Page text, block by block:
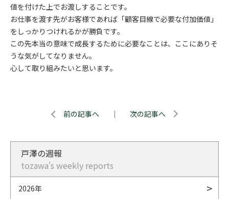
値を付けた上でお渡しすることです。
お仕事を渡す先がお客様であれば「顧客目線で必要な付加価値」
をしっかりつけれるかが勝負です。
この先本当の意味で成長するために必要なことは、ここにありそ
うな気がしてなりません。
心して取り組みたいと思います。
前の記事へ ｜ 次の記事へ
戸澤の週報
tozawa's weekly reports
2026年